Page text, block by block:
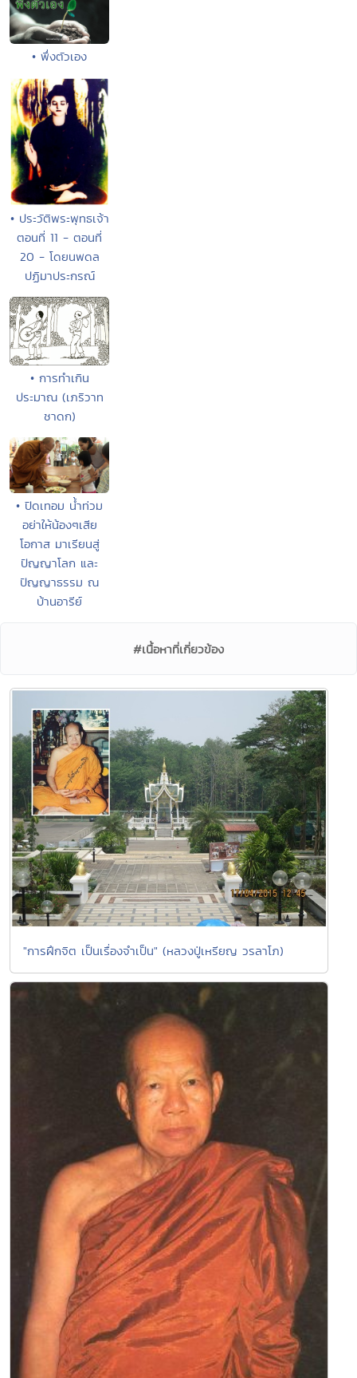
• พึ่งตัวเอง
• ประวัติพระพุทธเจ้า
ตอนที่ 11 - ตอนที่
20 - โดยนพดล
ปฏิมาประกรณ์
• การทำเกิน
ประมาณ (เภริวาท
ชาดก)
• ปิดเทอม น้ำท่วม
อย่าให้น้องๆเสีย
โอกาส มาเรียนสู่
ปัญญาโลก และ
ปัญญาธรรม ณ
บ้านอารีย์
#เนื้อหาที่เกี่ยวข้อง
"การฝึกจิต เป็นเรื่องจำเป็น" (หลวงปู่เหรียญ วรลาโภ)